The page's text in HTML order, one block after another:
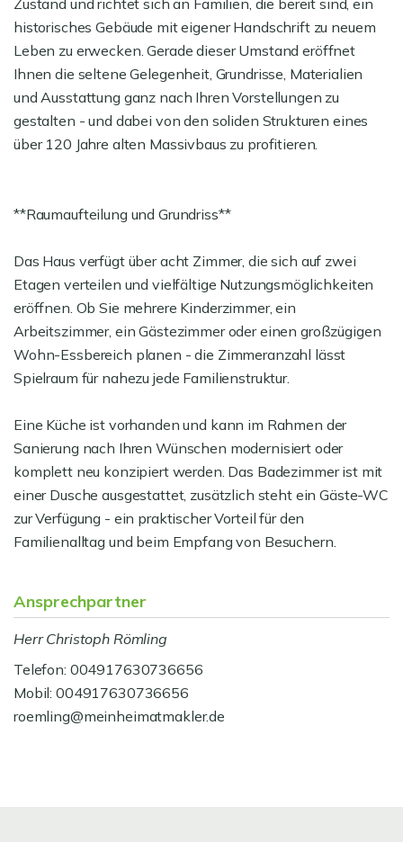
Zustand und richtet sich an Familien, die bereit sind, ein
historisches Gebäude mit eigener Handschrift zu neuem
Leben zu erwecken. Gerade dieser Umstand eröffnet
Ihnen die seltene Gelegenheit, Grundrisse, Materialien
und Ausstattung ganz nach Ihren Vorstellungen zu
gestalten - und dabei von den soliden Strukturen eines
über 120 Jahre alten Massivbaus zu profitieren.
**Raumaufteilung und Grundriss**
Das Haus verfügt über acht Zimmer, die sich auf zwei
Etagen verteilen und vielfältige Nutzungsmöglichkeiten
eröffnen. Ob Sie mehrere Kinderzimmer, ein
Arbeitszimmer, ein Gästezimmer oder einen großzügigen
Wohn-Essbereich planen - die Zimmeranzahl lässt
Spielraum für nahezu jede Familienstruktur.
Eine Küche ist vorhanden und kann im Rahmen der
Sanierung nach Ihren Wünschen modernisiert oder
komplett neu konzipiert werden. Das Badezimmer ist mit
einer Dusche ausgestattet, zusätzlich steht ein Gäste-WC
zur Verfügung - ein praktischer Vorteil für den
Familienalltag und beim Empfang von Besuchern.
Ansprechpartner
Herr Christoph Römling
Telefon: 004917630736656
Mobil: 004917630736656
roemling@meinheimatmakler.de